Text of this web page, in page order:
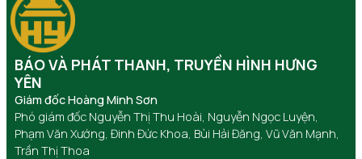
BÁO VÀ PHÁT THANH, TRUYỀN HÌNH HƯNG
YÊN
Giám đốc Hoàng Minh Sơn
Phó giám đốc Nguyễn Thị Thu Hoài, Nguyễn Ngọc Luyện,
Phạm Văn Xướng, Đinh Đức Khoa, Bùi Hải Đăng, Vũ Văn Mạnh,
Trần Thị Thoa